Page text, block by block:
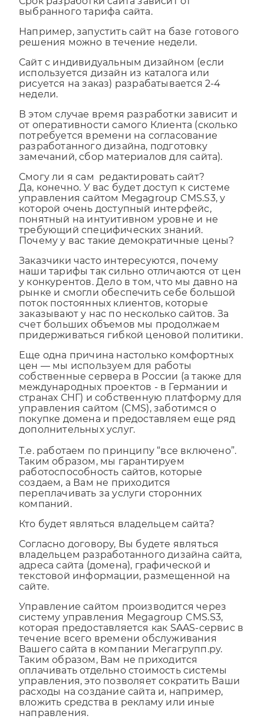
Срок разработки сайта зависит от
Например, запустить сайт на базе готового
Сайт с индивидуальным дизайном (если
используется дизайн из каталога или
рисуется на заказ) разрабатывается 2-4
В этом случае время разработки зависит и
от оперативности самого Клиента (сколько
потребуется времени на согласование
разработанного дизайна, подготовку
Смогу ли я сам редактировать сайт?
Да, конечно. У вас будет доступ к системе
управления сайтом Megagroup CMS.S3, у
которой очень доступный интерфейс,
понятный на интуитивном уровне и не
требующий специфических знаний.
Заказчики часто интересуются, почему
наши тарифы так сильно отличаются от цен
у конкурентов. Дело в том, что мы давно на
рынке и смогли обеспечить себе большой
поток постоянных клиентов, которые
заказывают у нас по несколько сайтов. За
счет больших объемов мы продолжаем
Еще одна причина настолько комфортных
цен — мы используем для работы
собственные сервера в России (а также для
международных проектов - в Германии и
странах СНГ) и собственную платформу для
управления сайтом (CMS), заботимся о
покупке домена и предоставляем еще ряд
Т.е. работаем по принципу “все включено”.
Таким образом, мы гарантируем
работоспособность сайтов, которые
создаем, а Вам не приходится
переплачивать за услуги сторонних
Согласно договору, Вы будете являться
владельцем разработанного дизайна сайта,
адреса сайта (домена), графической и
текстовой информации, размещенной на
Управление сайтом производится через
систему управления Megagroup CMS.S3,
которая предоставляется как SAAS-сервис в
течение всего времени обслуживания
Вашего сайта в компании Мегагрупп.ру.
Таким образом, Вам не приходится
оплачивать отдельно стоимость системы
управления, это позволяет сократить Ваши
расходы на создание сайта и, например,
вложить средства в рекламу или иные